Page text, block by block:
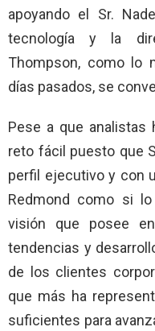
apoyando el Sr.
tecnología y la
Thompson, como lo
días pasados, se
Pese a que analistas
reto fácil puesto que
perfil ejecutivo y con
Redmond como si
visión que posee
tendencias y
de los clientes
que más ha
suficientes para